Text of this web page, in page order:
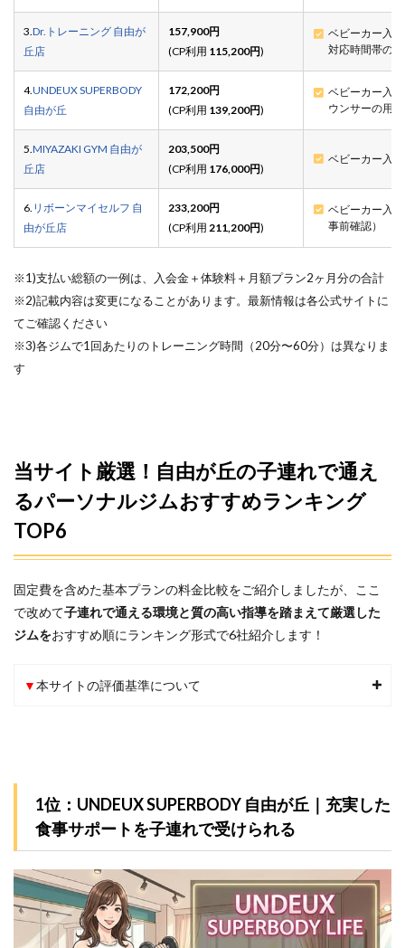
3. Dr.トレーニング 自由が
丘店
157,900円
(CP利用 115,200円)
ベビーカー入
対応時間帯の
4.UNDEUX SUPERBODY
自由が丘
172,200円
(CP利用 139,200円)
ベビーカー入
ウンサーの用
5. MIYAZAKI GYM 自由が
丘店
203,500円
(CP利用 176,000円)
ベビーカー入
6. リボーンマイセルフ 自
由が丘店
233,200円
(CP利用 211,200円)
ベビーカー入
事前確認）
※1)支払い総額の一例は、入会金＋体験料＋月額プラン2ヶ月分の合計
※2)記載内容は変更になることがあります。最新情報は各公式サイトに
てご確認ください
※3)各ジムで1回あたりのトレーニング時間（20分〜60分）は異なりま
す
当サイト厳選！自由が丘の子連れで通え
るパーソナルジムおすすめランキング
TOP6
固定費を含めた基本プランの料金比較をご紹介しましたが、ここ
で改めて子連れで通える環境と質の高い指導を踏まえて厳選した
ジムをおすすめ順にランキング形式で6社紹介します！
▼本サイトの評価基準について
1位：UNDEUX SUPERBODY 自由が丘｜充実した
食事サポートを子連れで受けられる